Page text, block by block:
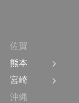
佐賀
熊本
宮崎
沖縄